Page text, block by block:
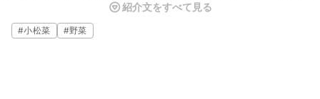
ある食材でアレンジしていただけます。ぜひ作ってみてくださいね。
紹介文をすべて見る
#小松菜 #野菜